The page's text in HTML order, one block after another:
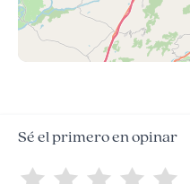
Sé el primero en opinar